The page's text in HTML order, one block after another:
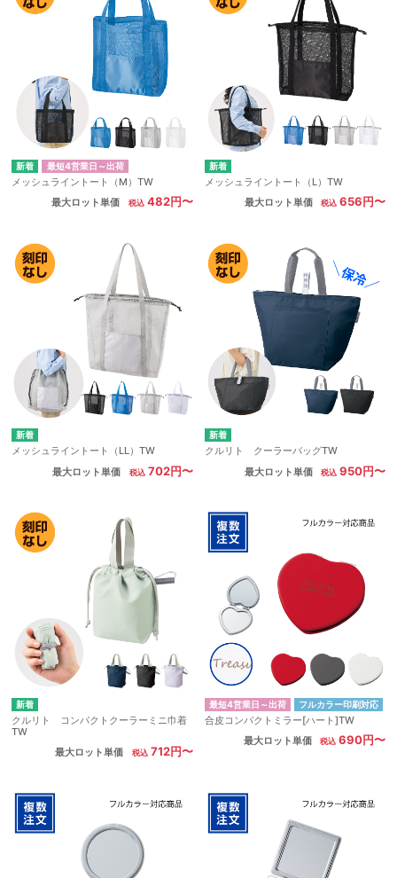
最短4営業日～出荷
メッシュライントート（M）TW
最大ロット単価
482円〜
メッシュライントート（L）TW
最大ロット単価
656円〜
メッシュライントート（LL）TW
最大ロット単価
702円〜
クルリト クーラーバッグTW
最大ロット単価
950円〜
クルリト コンパクトクーラーミニ巾着
TW
最大ロット単価
712円〜
最短4営業日～出荷 フルカラー印刷対応
合皮コンパクトミラー[ハート]TW
最大ロット単価
690円〜